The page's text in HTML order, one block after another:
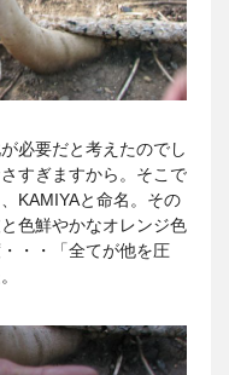
必要だと考えたのでし
すぎますから。そこで
KAMIYAと命名。その
色鮮やかなオレンジ色
・・「全てが他を圧